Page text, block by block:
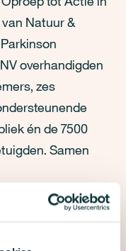
Natuur &
overhandigden
zes
én de 7500
Samen